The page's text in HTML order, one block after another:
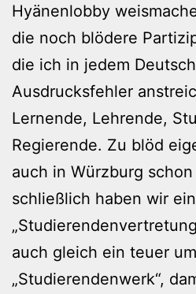
Hyänenlobby
die noch blödere
die ich in jedem
Ausdrucksfehler
Lernende, Lehrende,
Regierende. Zu blöd
auch in Würzburg schon
schließlich haben wir
auch gleich ein teuer
„Studierendenwerk“,